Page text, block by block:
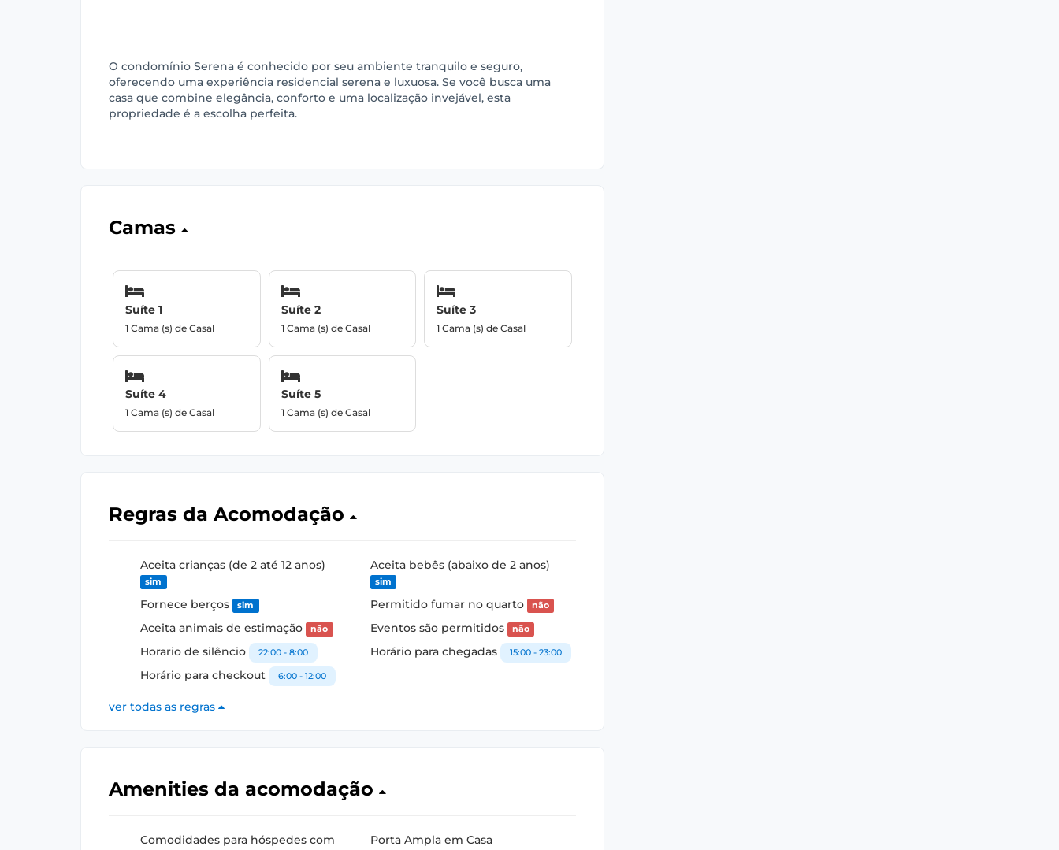
O condomínio Serena é conhecido por seu ambiente tranquilo e seguro,
oferecendo uma experiência residencial serena e luxuosa. Se você busca uma
casa que combine elegância, conforto e uma localização invejável, esta
propriedade é a escolha perfeita.
Camas
Suíte 1
1 Cama (s) de Casal
Suíte 2
1 Cama (s) de Casal
Suíte 3
1 Cama (s) de Casal
Suíte 4
1 Cama (s) de Casal
Suíte 5
1 Cama (s) de Casal
Regras da Acomodação
Aceita crianças (de 2 até 12 anos)
sim
Aceita bebês (abaixo de 2 anos)
sim
Fornece berços sim Permitido fumar no quarto não
Aceita animais de estimação não Eventos são permitidos não
Horario de silêncio 22:00 - 8:00 Horário para chegadas 15:00 - 23:00
Horário para checkout 6:00 - 12:00
ver todas as regras
Amenities da acomodação
Comodidades para hóspedes com
Porta Ampla em Casa